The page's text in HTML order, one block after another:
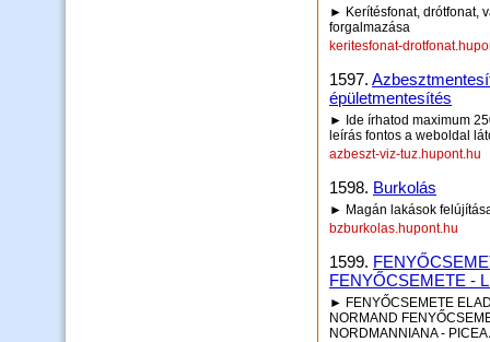
► Kerítésfonat, drótfonat,
forgalmazása
keritesfonat-
1597.
épületmentesítés
► Ide írhatod maximum
leírás fontos a weboldal
azbeszt-viz-tuz.hupont.hu
1598. Burkolás
► Magán lakások
bzburkolas.hupont.hu
1599.
FENYŐCSEMETE -
► FENYŐCSEMETE
NORMAND
NORDMANNIANA -